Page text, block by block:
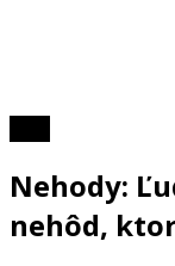
Nehody:
nehôd,